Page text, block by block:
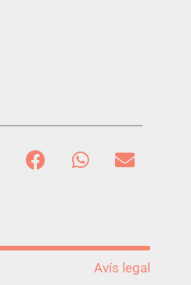
Avís legal